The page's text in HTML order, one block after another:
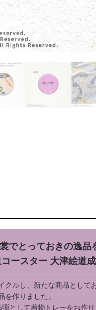
でとっておきの逸品
ースター 大津絵道
クルし、新たな商品として
を作りました」
として着物トレーをお作り